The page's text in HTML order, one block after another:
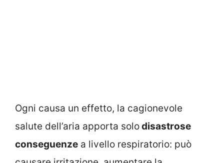
Ogni causa un effetto, la cagionevole
salute dell’aria apporta solodisastrose
conseguenze a livello respiratorio: può